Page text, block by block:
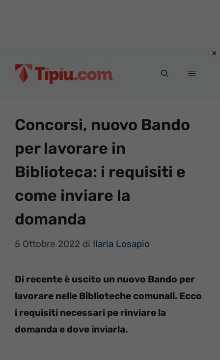
Menu
Concorsi, nuovo Bando
per lavorare in
Biblioteca: i requisiti e
come inviare la
domanda
5 Ottobre 2022 di Ilaria Losapio
Di recente è uscito un nuovo Bando per
lavorare nelle Biblioteche comunali. Ecco
i requisiti necessari pe rinviare la
domanda e dove inviarla.